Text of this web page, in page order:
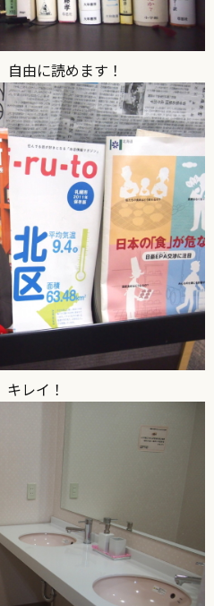
由に読めます！
レイ！